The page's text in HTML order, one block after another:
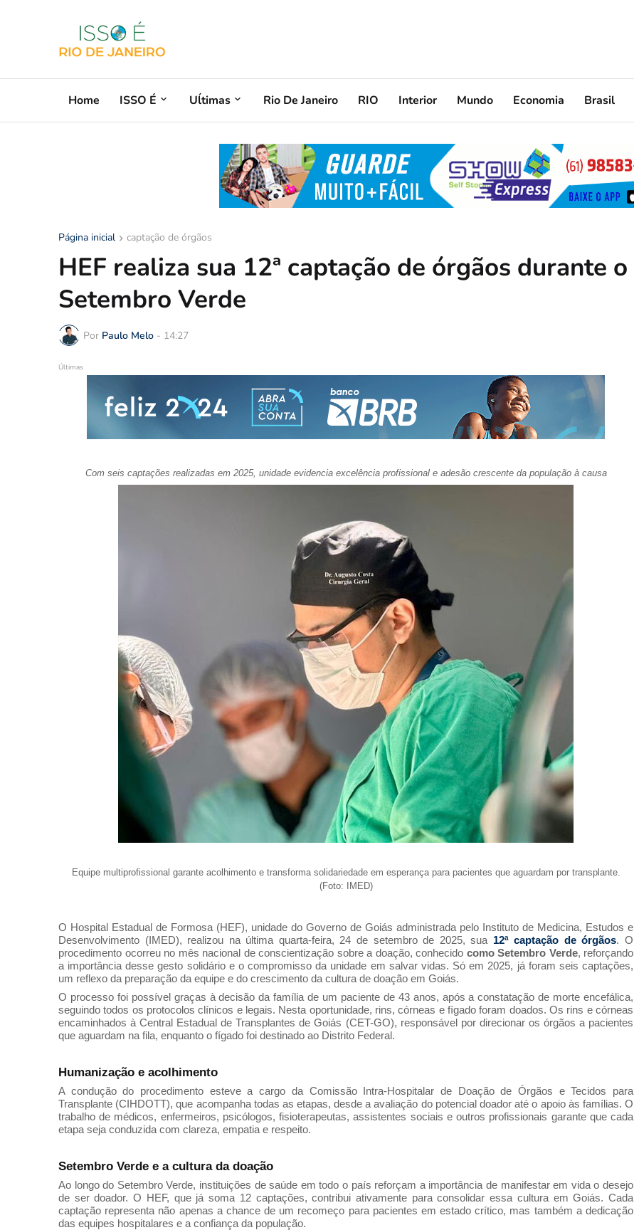
Home ISSO É Uĺtimas Rio De Janeiro RIO Interior Mundo Economia Brasil
Página inicial captação de órgãos
HEF realiza sua 12ª captação de órgãos durante o
Setembro Verde
Por Paulo Melo - 14:27
Últimas
Com seis captações realizadas em 2025, unidade evidencia excelência profissional e adesão crescente da população à causa
Equipe multiprofissional garante acolhimento e transforma solidariedade em esperança para pacientes que aguardam por transplante.
(Foto: IMED)
O Hospital Estadual de Formosa (HEF), unidade do Governo de Goiás administrada pelo Instituto de Medicina, Estudos e
Desenvolvimento (IMED), realizou na última quarta-feira, 24 de setembro de 2025, sua 12ª captação de órgãos. O
procedimento ocorreu no mês nacional de conscientização sobre a doação, conhecido como Setembro Verde, reforçando
a importância desse gesto solidário e o compromisso da unidade em salvar vidas. Só em 2025, já foram seis captações,
um reflexo da preparação da equipe e do crescimento da cultura de doação em Goiás.
O processo foi possível graças à decisão da família de um paciente de 43 anos, após a constatação de morte encefálica,
seguindo todos os protocolos clínicos e legais. Nesta oportunidade, rins, córneas e fígado foram doados. Os rins e córneas
encaminhados à Central Estadual de Transplantes de Goiás (CET-GO), responsável por direcionar os órgãos a pacientes
que aguardam na fila, enquanto o fígado foi destinado ao Distrito Federal.
Humanização e acolhimento
A condução do procedimento esteve a cargo da Comissão Intra-Hospitalar de Doação de Órgãos e Tecidos para
Transplante (CIHDOTT), que acompanha todas as etapas, desde a avaliação do potencial doador até o apoio às famílias. O
trabalho de médicos, enfermeiros, psicólogos, fisioterapeutas, assistentes sociais e outros profissionais garante que cada
etapa seja conduzida com clareza, empatia e respeito.
Setembro Verde e a cultura da doação
Ao longo do Setembro Verde, instituições de saúde em todo o país reforçam a importância de manifestar em vida o desejo
de ser doador. O HEF, que já soma 12 captações, contribui ativamente para consolidar essa cultura em Goiás. Cada
captação representa não apenas a chance de um recomeço para pacientes em estado crítico, mas também a dedicação
das equipes hospitalares e a confiança da população.